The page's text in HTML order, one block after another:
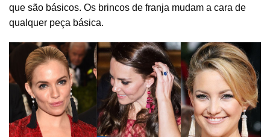
que são básicos. Os brincos de franja mudam a cara de
qualquer peça básica.